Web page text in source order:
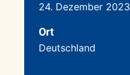
24. Dezember 2023
Ort
Deutschland